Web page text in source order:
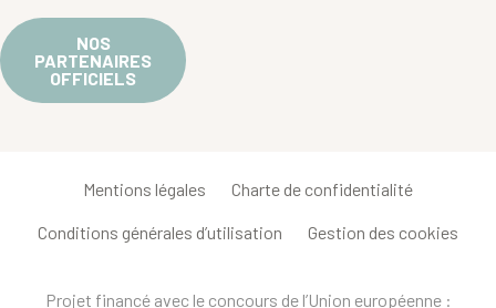
NOS
PARTENAIRES
OFFICIELS
Mentions légales Charte de confidentialité
Conditions générales d’utilisation Gestion des cookies
Projet financé avec le concours de l’Union européenne :